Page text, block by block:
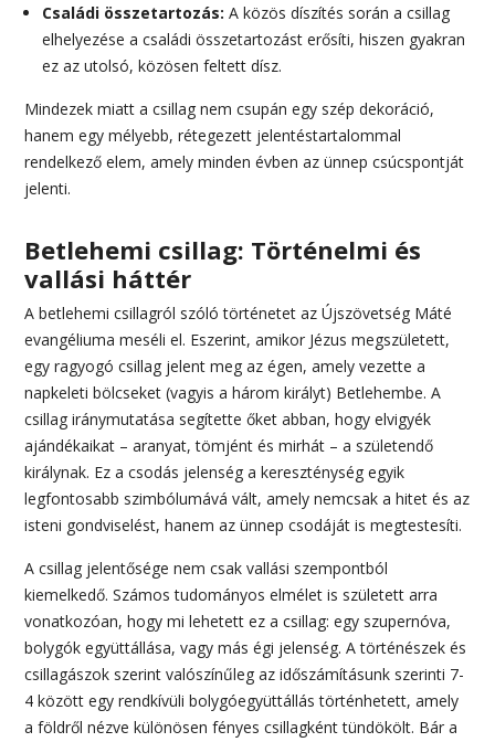
Családi összetartozás: A közös díszítés során a csillag
elhelyezése a családi összetartozást erősíti, hiszen gyakran
ez az utolsó, közösen feltett dísz.
Mindezek miatt a csillag nem csupán egy szép dekoráció,
hanem egy mélyebb, rétegezett jelentéstartalommal
rendelkező elem, amely minden évben az ünnep csúcspontját
jelenti.
Betlehemi csillag: Történelmi és
vallási háttér
A betlehemi csillagról szóló történetet az Újszövetség Máté
evangéliuma meséli el. Eszerint, amikor Jézus megszületett,
egy ragyogó csillag jelent meg az égen, amely vezette a
napkeleti bölcseket (vagyis a három királyt) Betlehembe. A
csillag iránymutatása segítette őket abban, hogy elvigyék
ajándékaikat – aranyat, tömjént és mirhát – a születendő
királynak. Ez a csodás jelenség a kereszténység egyik
legfontosabb szimbólumává vált, amely nemcsak a hitet és az
isteni gondviselést, hanem az ünnep csodáját is megtestesíti.
A csillag jelentősége nem csak vallási szempontból
kiemelkedő. Számos tudományos elmélet is született arra
vonatkozóan, hogy mi lehetett ez a csillag: egy szupernóva,
bolygók együttállása, vagy más égi jelenség. A történészek és
csillagászok szerint valószínűleg az időszámításunk szerinti 7-
4 között egy rendkívüli bolygóegyüttállás történhetett, amely
a földről nézve különösen fényes csillagként tündökölt. Bár a